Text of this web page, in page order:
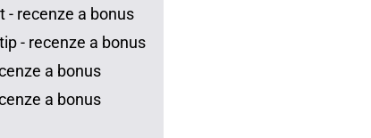
- recenze a bonus
- recenze a bonus
a bonus
a bonus